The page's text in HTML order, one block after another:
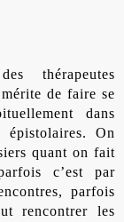
thérapeutes
de faire se
dans
épistolaires. On
quant on fait
c’est par
parfois
rencontrer les